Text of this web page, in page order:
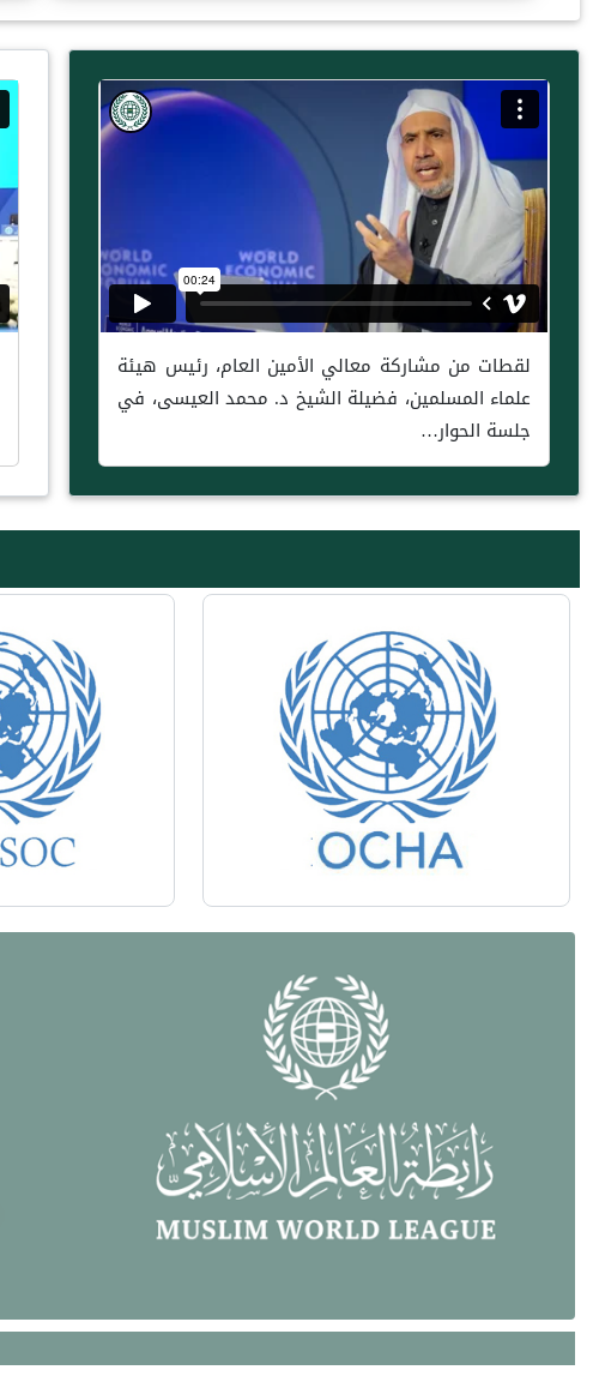
لقطات من مشاركة معالي الأمين العام، رئيس هيئة
علماء المسلمين، فضيلة الشيخ د. محمد العيسى، في
جلسة الحوار…
Next